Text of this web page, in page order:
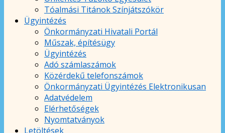
Tóalmási Titánok Színjátszókör
Ügyintézés
Önkormányzati Hivatali Portál
Műszak, építésügy
Ügyintézés
Adó számlaszámok
Közérdekű telefonszámok
Önkormányzati Ügyintézés Elektronikusan
Adatvédelem
Elérhetőségek
Nyomtatványok
Letöltések